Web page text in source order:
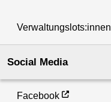
Verwaltungslots:innen
Social Media
Facebook